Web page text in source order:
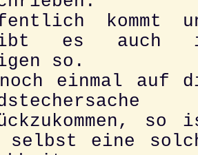
kommt
es auch
so.
noch einmal auf
so
selbst eine